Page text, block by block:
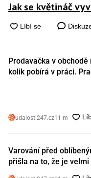
Jak se květináč
Prodavačka v
kolik pobírá v práci.
udalosti247.cz11 m
Varování před
přišla na to, že je